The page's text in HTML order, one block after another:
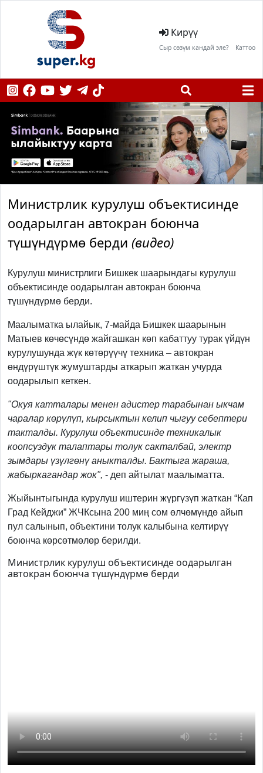
Кирүү
Сыр сөзүм кандай эле? Каттоо
Министрлик курулуш объектисинде
оодарылган автокран боюнча
түшүндүрмө берди (видео)
Курулуш министрлиги Бишкек шаарындагы курулуш
объектисинде оодарылган автокран боюнча
түшүндүрмө берди.
Маалыматка ылайык, 7-майда Бишкек шаарынын
Матыев көчөсүндө жайгашкан көп кабаттуу турак үйдүн
курулушунда жүк көтөрүүчү техника – автокран
өндүрүштүк жумуштарды аткарып жаткан учурда
оодарылып кеткен.
"Окуя катталары менен адистер тарабынан ыкчам
чаралар көрүлүп, кырсыктын келип чыгуу себептери
такталды. Курулуш объектисинде техникалык
коопсуздук талаптары толук сакталбай, электр
зымдары үзүлгөнү аныкталды. Бактыга жараша,
жабыркагандар жок", - деп айтылат маалыматта.
Жыйынтыгында курулуш иштерин жүргүзүп жаткан “Кап
Град Кейджи” ЖЧКсына 200 миң сом өлчөмүндө айып
пул салынып, объектини толук калыбына келтирүү
боюнча көрсөтмөлөр берилди.
Министрлик курулуш объектисинде оодарылган
автокран боюнча түшүндүрмө берди